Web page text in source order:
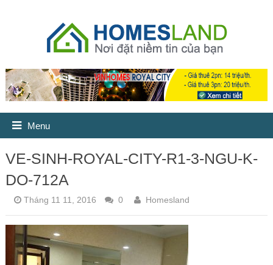
Menu
VE-SINH-ROYAL-CITY-R1-3-NGU-K-
DO-712A
Tháng 11 11, 2016 0 Homesland